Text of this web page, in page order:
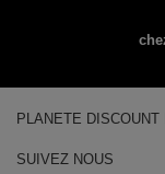
PLANETE DISCOUNT
SUIVEZ NOUS